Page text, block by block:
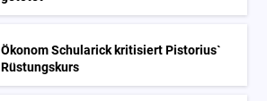
Ökonom Schularick kritisiert Pistorius`
Rüstungskurs